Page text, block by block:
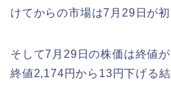
けてからの市場は7月29日が初
そして7月29日の株価は終値
終値2,174円から13円下げる結